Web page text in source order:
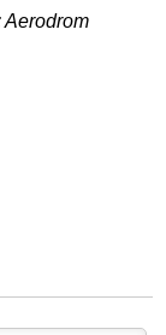
Aerodrom